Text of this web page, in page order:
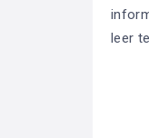
leer